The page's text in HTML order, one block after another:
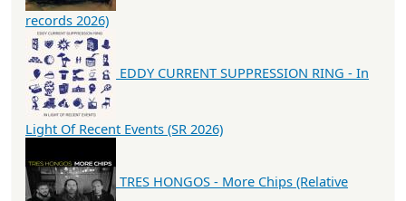
records 2026)
EDDY CURRENT SUPPRESSION RING - In
Light Of Recent Events (SR 2026)
TRES HONGOS - More Chips (Relative